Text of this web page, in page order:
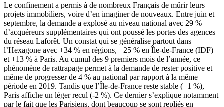
Le confinement a permis à de nombreux Français de mûrir leurs
projets immobiliers, voire d’en imaginer de nouveaux. Entre juin et
septembre, la demande a explosé au niveau national avec 29 %
d’acquéreurs supplémentaires qui ont poussé les portes des agences
du réseau Laforêt. Un constat qui se généralise partout dans
l’Hexagone avec +34 % en régions, +25 % en Île-de-France (IDF)
et +13 % à Paris. Au cumul des 9 premiers mois de l’année, ce
phénomène de rattrapage permet à la demande de rester positive et
même de progresser de 4 % au national par rapport à la même
période en 2019. Tandis que l’Île-de-France reste stable (+1 %),
Paris affiche un léger recul (-2 %). Ce dernier s’explique notamment
par le fait que les Parisiens, dont beaucoup se sont repliés en